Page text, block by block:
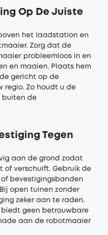
Op De Juiste
het laadstation en
Zorg dat de
probleemloos in en
en maaien. Plaats hem
gericht op de
regio. Zo houdt u de
buiten de
Tegen
aan de grond zodat
of verschuift. Gebruik de
bevestigingsbanden
open tuinen zonder
zeker aan te raden.
biedt geen betrouwbare
aan de robotmaaier